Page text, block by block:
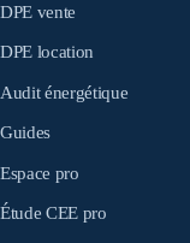
DPE vente
DPE location
Audit énergétique
Guides
Espace pro
Étude CEE pro